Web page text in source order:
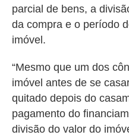
parcial de bens, a
da compra e o período
imóvel.
“Mesmo que um dos
imóvel antes de se
quitado depois do
pagamento do
divisão do valor do